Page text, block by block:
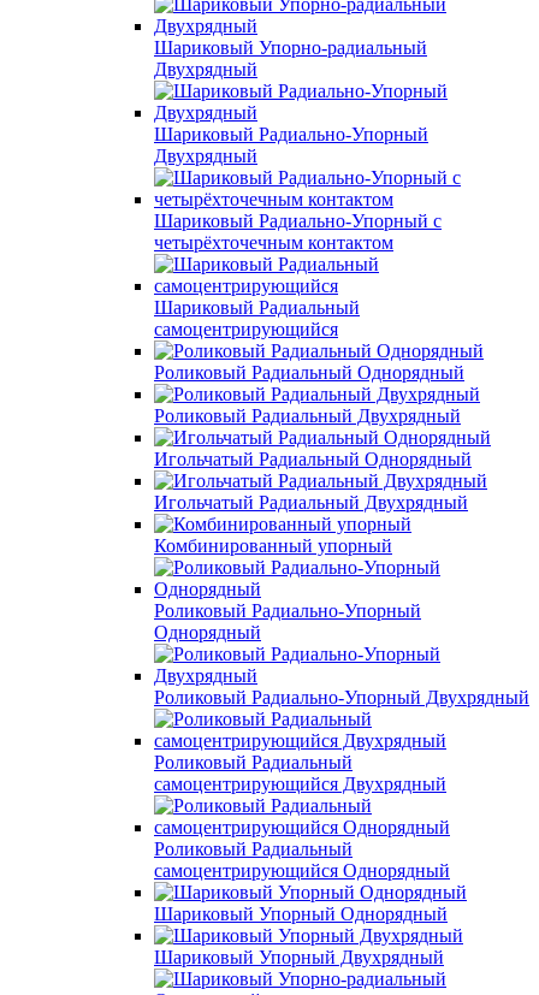
Шариковый Упорно-радиальный
Двухрядный
Шариковый Радиально-Упорный
Двухрядный
Шариковый Радиально-Упорный с
четырёхточечным контактом
Шариковый Радиальный
самоцентрирующийся
Роликовый Радиальный Однорядный
Роликовый Радиальный Двухрядный
Игольчатый Радиальный Однорядный
Игольчатый Радиальный Двухрядный
Комбинированный упорный
Роликовый Радиально-Упорный
Однорядный
Роликовый Радиально-Упорный Двухрядный
Роликовый Радиальный
самоцентрирующийся Двухрядный
Роликовый Радиальный
самоцентрирующийся Однорядный
Шариковый Упорный Однорядный
Шариковый Упорный Двухрядный